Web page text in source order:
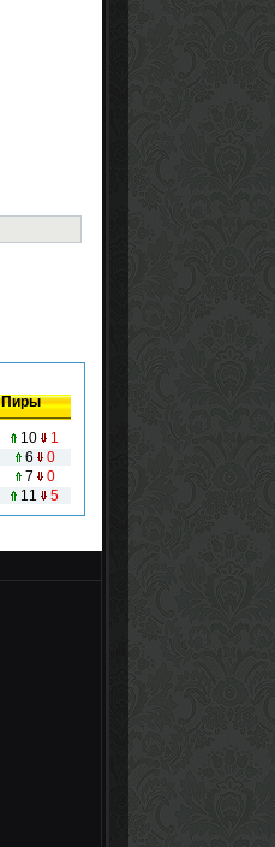
Пиры
10
1
6
0
7
0
11 5